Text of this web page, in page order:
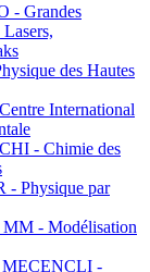
- Grandes
des Hautes
International
- Chimie des
Physique par
- Modélisation
-